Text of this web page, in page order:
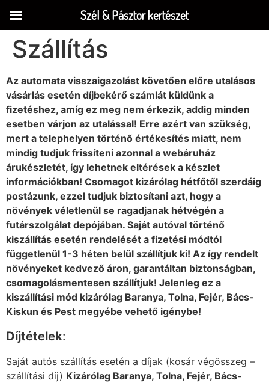
Szállítás
Az automata visszaigazolást követően előre utalásos
vásárlás esetén díjbekérő számlát küldünk a
fizetéshez, amíg ez meg nem érkezik, addig minden
esetben várjon az utalással! Erre azért van szükség,
mert a telephelyen történő értékesítés miatt, nem
mindig tudjuk frissíteni azonnal a webáruház
árukészletét, így lehetnek eltérések a készlet
információkban! Csomagot kizárólag hétfőtől szerdáig
postázunk, ezzel tudjuk biztosítani azt, hogy a
növények véletlenül se ragadjanak hétvégén a
futárszolgálat depójában. Saját autóval történő
kiszállítás esetén rendelését a fizetési módtól
függetlenül 1-3 héten belül szállítjuk ki! Az így rendelt
növényeket kedvező áron, garantáltan biztonságban,
csomagolásmentesen szállítjuk! Jelenleg ez a
kiszállítási mód kizárólag Baranya, Tolna, Fejér, Bács-
Kiskun és Pest megyébe vehető igénybe!
Díjtételek:
Saját autós szállítás esetén a díjak (kosár végösszeg –
szállítási díj) Kizárólag Baranya, Tolna, Fejér, Bács-
Szél & Pásztor kertészet